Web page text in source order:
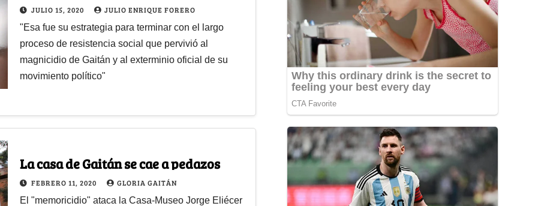
JULIO 15, 2020 JULIO ENRIQUE FORERO
"Esa fue su estrategia para terminar con el largo
proceso de resistencia social que pervivió al
magnicidio de Gaitán y al exterminio oficial de su
movimiento político"
La casa de Gaitán se cae a pedazos
FEBRERO 11, 2020 GLORIA GAITÁN
El "memoricidio" ataca la Casa-Museo Jorge Eliécer